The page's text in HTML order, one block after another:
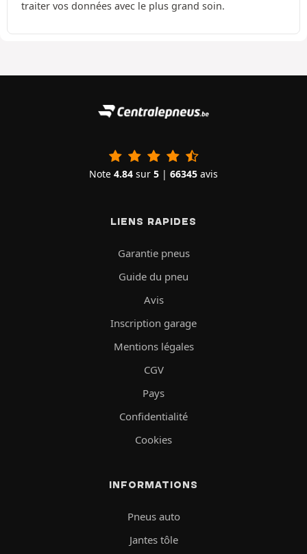
traiter vos données avec le plus grand soin.
Note 4.84 sur 5 | 66345 avis
LIENS RAPIDES
Garantie pneus
Guide du pneu
Avis
Inscription garage
Mentions légales
CGV
Pays
Confidentialité
Cookies
INFORMATIONS
Pneus auto
Jantes tôle